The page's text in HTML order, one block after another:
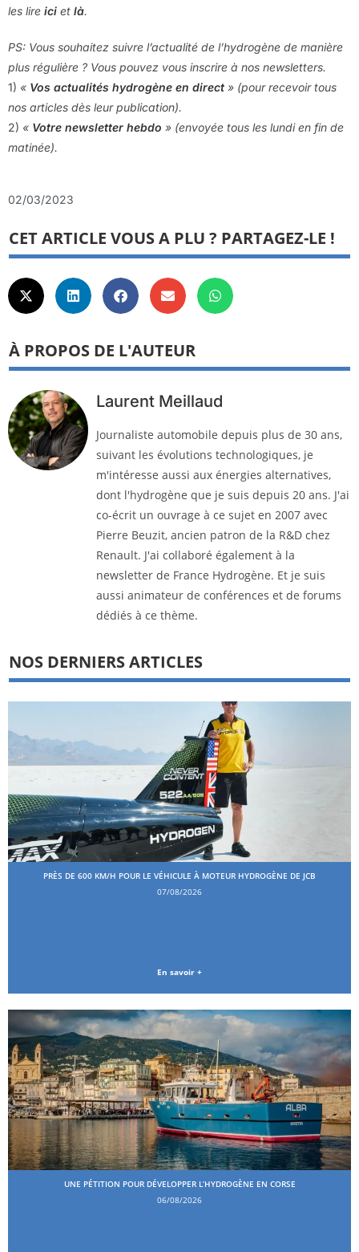
les lire ici et là.
PS: Vous souhaitez suivre l’actualité de l’hydrogène de manière
plus régulière ? Vous pouvez vous inscrire à nos newsletters.
1) « Vos actualités hydrogène en direct » (pour recevoir tous
nos articles dès leur publication).
2) « Votre newsletter hebdo » (envoyée tous les lundi en fin de
matinée).
02/03/2023
CET ARTICLE VOUS A PLU ? PARTAGEZ-LE !
À PROPOS DE L'AUTEUR
Laurent Meillaud
Journaliste automobile depuis plus de 30 ans,
suivant les évolutions technologiques, je
m'intéresse aussi aux énergies alternatives,
dont l'hydrogène que je suis depuis 20 ans. J'ai
co-écrit un ouvrage à ce sujet en 2007 avec
Pierre Beuzit, ancien patron de la R&D chez
Renault. J'ai collaboré également à la
newsletter de France Hydrogène. Et je suis
aussi animateur de conférences et de forums
dédiés à ce thème.
NOS DERNIERS ARTICLES
PRÈS DE 600 KM/H POUR LE VÉHICULE À MOTEUR HYDROGÈNE DE JCB
07/08/2026
En savoir +
UNE PÉTITION POUR DÉVELOPPER L’HYDROGÈNE EN CORSE
06/08/2026